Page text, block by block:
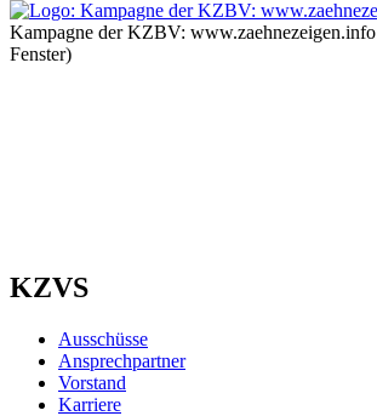
Kampagne der KZBV: www.zaehnezeigen.info
Fenster)
KZVS
Ausschüsse
Ansprechpartner
Vorstand
Karriere